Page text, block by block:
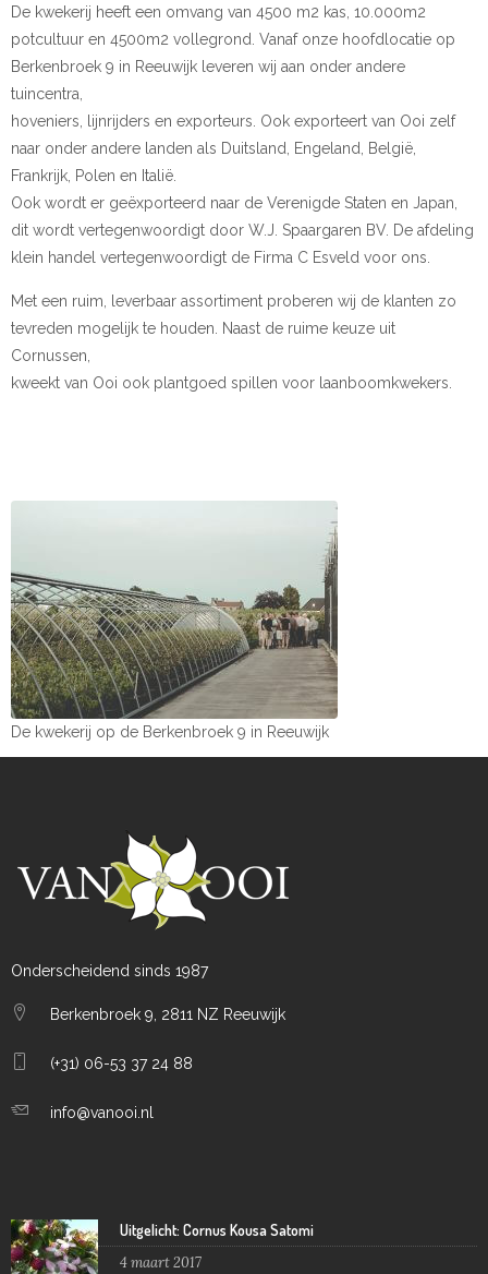
De kwekerij heeft een omvang van 4500 m2 kas, 10.000m2
potcultuur en 4500m2 vollegrond. Vanaf onze hoofdlocatie op
Berkenbroek 9 in Reeuwijk leveren wij aan onder andere
tuincentra,
hoveniers, lijnrijders en exporteurs. Ook exporteert van Ooi zelf
naar onder andere landen als Duitsland, Engeland, België,
Frankrijk, Polen en Italië.
Ook wordt er geëxporteerd naar de Verenigde Staten en Japan,
dit wordt vertegenwoordigt door W.J. Spaargaren BV. De afdeling
klein handel vertegenwoordigt de Firma C Esveld voor ons.
Met een ruim, leverbaar assortiment proberen wij de klanten zo
tevreden mogelijk te houden. Naast de ruime keuze uit
Cornussen,
kweekt van Ooi ook plantgoed spillen voor laanboomkwekers.
De kwekerij op de Berkenbroek 9 in Reeuwijk
Onderscheidend sinds 1987
Berkenbroek 9, 2811 NZ Reeuwijk
(+31) 06-53 37 24 88
info@vanooi.nl
Uitgelicht: Cornus Kousa Satomi
4 maart 2017